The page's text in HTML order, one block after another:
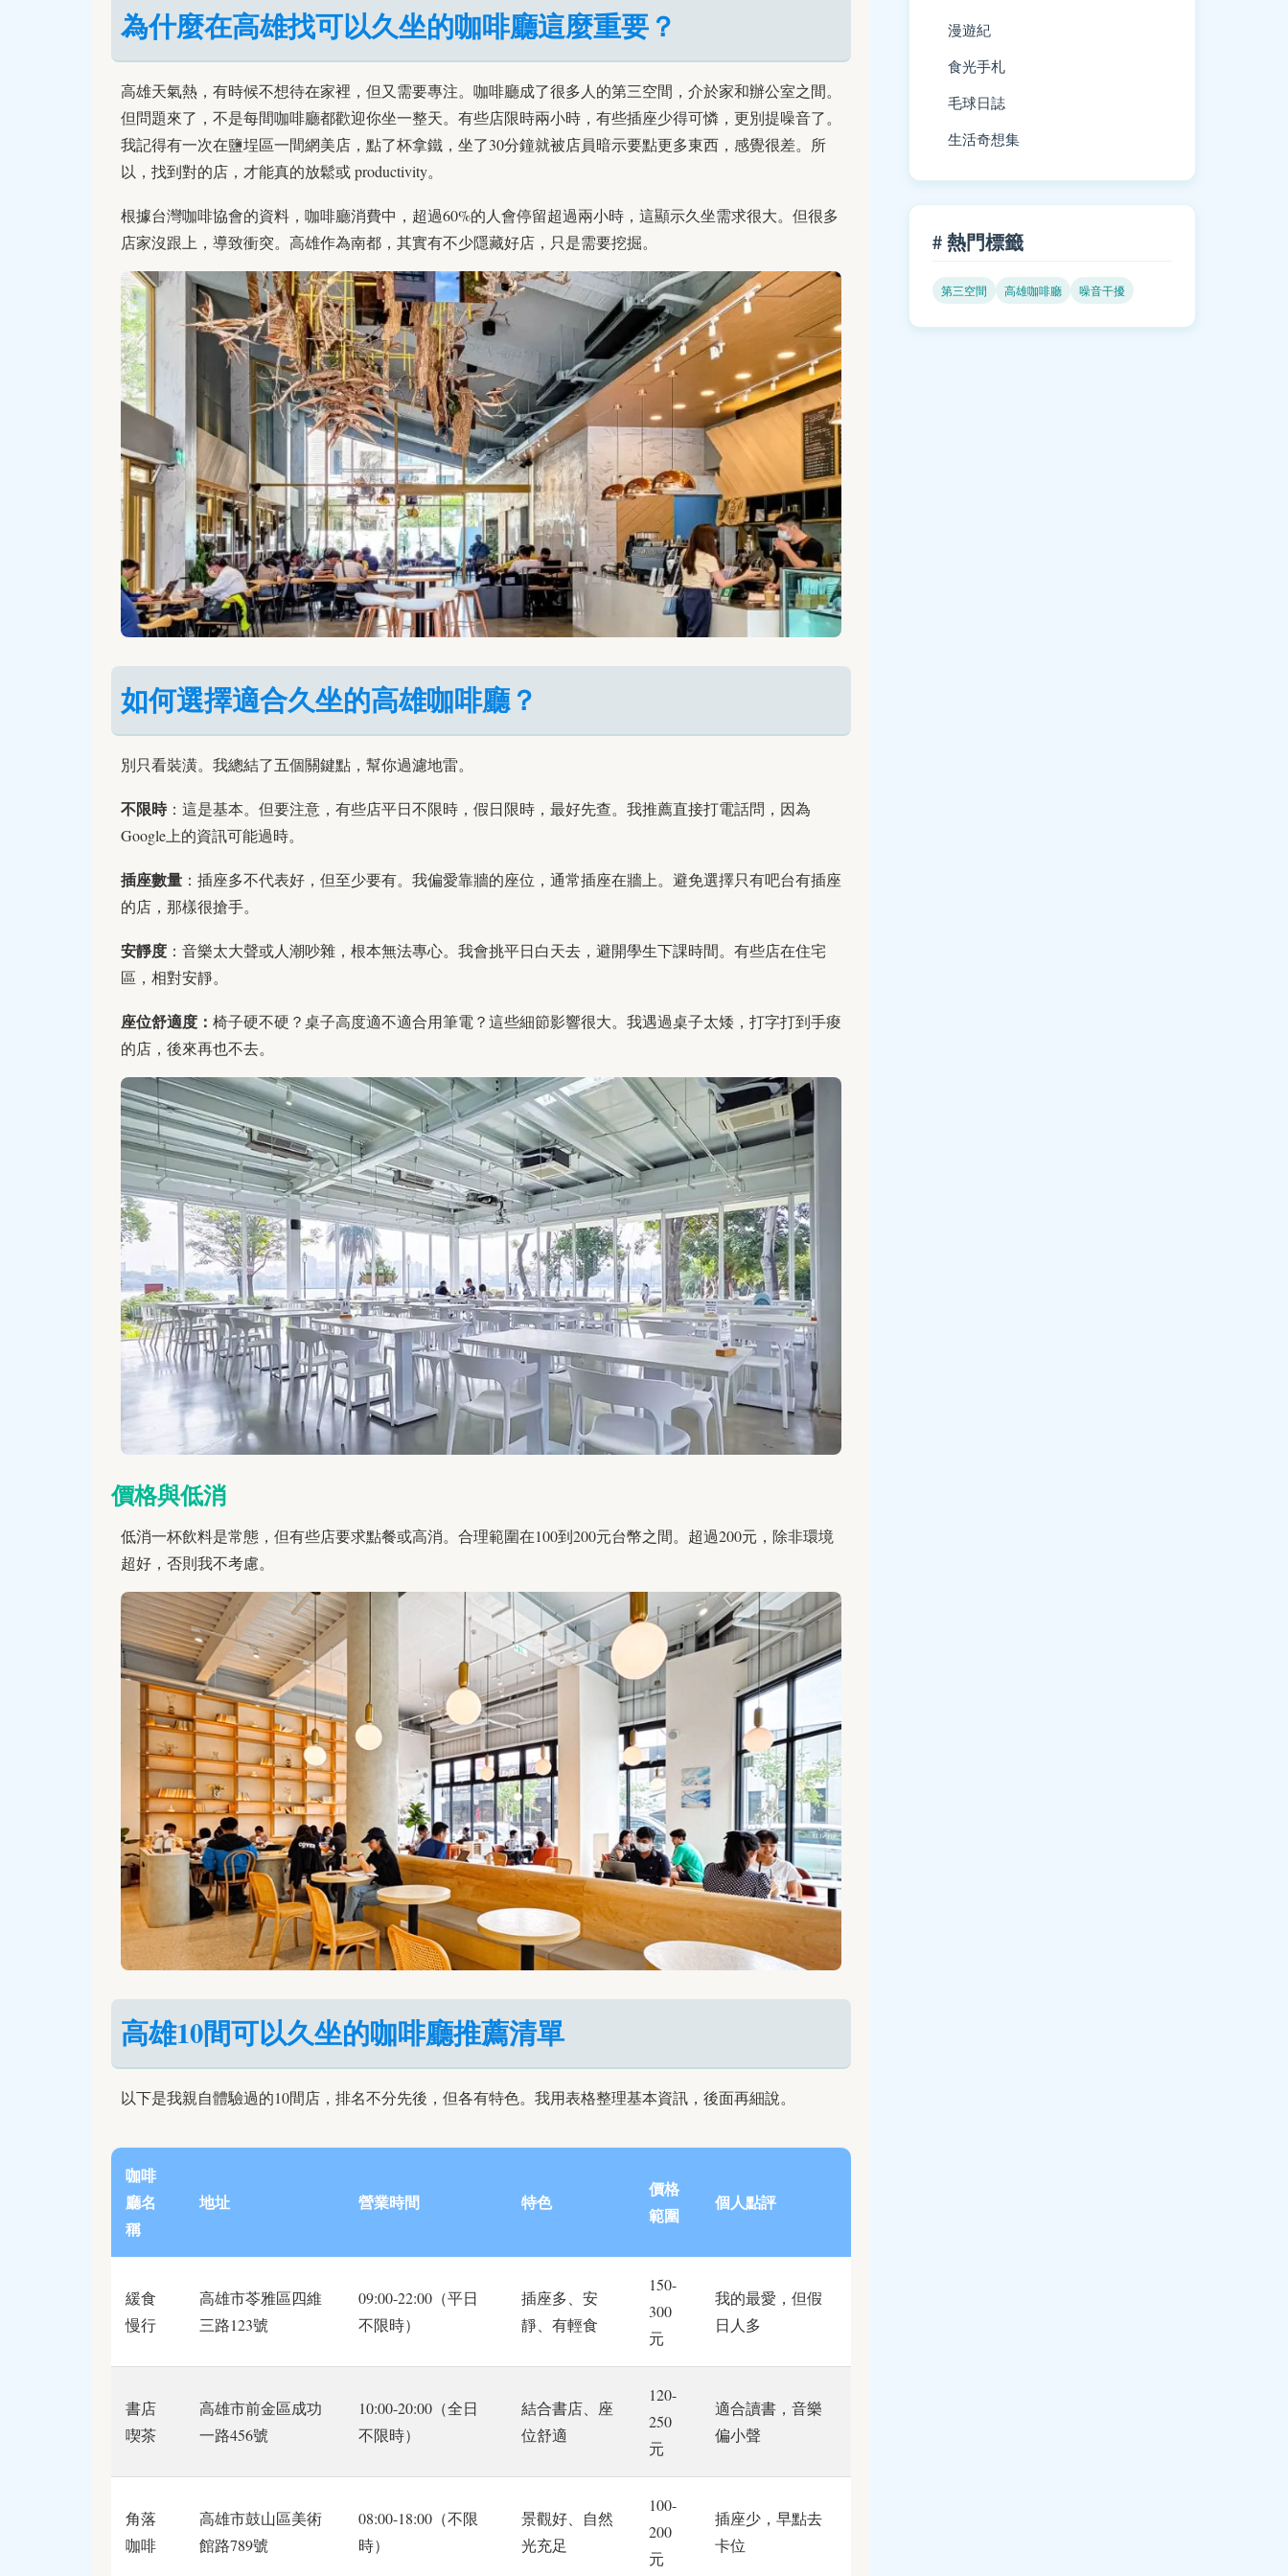
為什麼在高雄找可以久坐的咖啡廳這麼重要？
高雄天氣熱，有時候不想待在家裡，但又需要專注。咖啡廳成了很多人的第三空間，介於家和辦公室之間。
但問題來了，不是每間咖啡廳都歡迎你坐一整天。有些店限時兩小時，有些插座少得可憐，更別提噪音了。
我記得有一次在鹽埕區一間網美店，點了杯拿鐵，坐了30分鐘就被店員暗示要點更多東西，感覺很差。所
以，找到對的店，才能真的放鬆或 productivity。
根據台灣咖啡協會的資料，咖啡廳消費中，超過60%的人會停留超過兩小時，這顯示久坐需求很大。但很多
店家沒跟上，導致衝突。高雄作為南都，其實有不少隱藏好店，只是需要挖掘。
如何選擇適合久坐的高雄咖啡廳？
別只看裝潢。我總結了五個關鍵點，幫你過濾地雷。
不限時：這是基本。但要注意，有些店平日不限時，假日限時，最好先查。我推薦直接打電話問，因為
Google上的資訊可能過時。
插座數量 ：插座多不代表好，但至少要有。我偏愛靠牆的座位，通常插座在牆上。避免選擇只有吧台有插座
的店，那樣很搶手。
安靜度 ：音樂太大聲或人潮吵雜，根本無法專心。我會挑平日白天去，避開學生下課時間。有些店在住宅
區，相對安靜。
座位舒適度： 椅子硬不硬？桌子高度適不適合用筆電？這些細節影響很大。我遇過桌子太矮，打字打到手痠
的店，後來再也不去。
價格與低消
低消一杯飲料是常態，但有些店要求點餐或高消。合理範圍在100到200元台幣之間。超過200元，除非環境
超好，否則我不考慮。
高雄10間可以久坐的咖啡廳推薦清單
以下是我親自體驗過的10間店，排名不分先後，但各有特色。我用表格整理基本資訊，後面再細說。
咖啡
廳名
稱
地址 營業時間 特色
價格
範圍
個人點評
緩食
慢行
高雄市苓雅區四維
三路123號
09:00-22:00（平日
不限時）
插座多、安
靜、有輕食
150-
300
元
我的最愛，但假
日人多
書店
喫茶
高雄市前金區成功
一路456號
10:00-20:00（全日
不限時）
結合書店、座
位舒適
120-
250
元
適合讀書，音樂
偏小聲
角落
咖啡
高雄市鼓山區美術
館路789號
08:00-18:00（不限
時）
景觀好、自然
光充足
100-
200
元
插座少，早點去
卡位
漫遊紀
食光手札
毛球日誌
生活奇想集
# 熱門標籤
第三空間 高雄咖啡廳 噪音干擾